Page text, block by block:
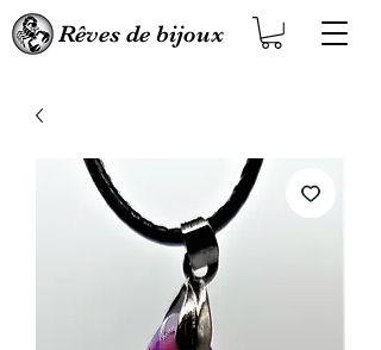
Rêves de bijoux